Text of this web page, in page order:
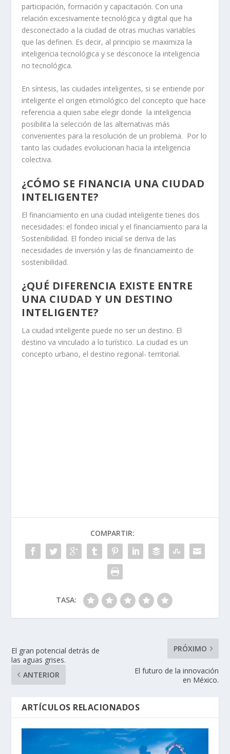
participación, formación y capacitación. Con una
relación excesivamente tecnológica y digital que ha
desconectado a la ciudad de otras muchas variables
que las definen. Es decir, al principio se maximiza la
inteligencia tecnológica y se desconoce la inteligencia
no tecnológica.
En síntesis, las ciudades inteligentes, si se entiende por
inteligente el origen etimológico del concepto que hace
referencia a quien sabe elegir donde la inteligencia
posibilita la selección de las alternativas más
convenientes para la resolución de un problema. Por lo
tanto las ciudades evolucionan hacia la inteligencia
colectiva.
¿CÓMO SE FINANCIA UNA CIUDAD
INTELIGENTE?
El financiamiento en una ciudad inteligente tienes dos
necesidades: el fondeo inicial y el financiamiento para la
Sostenibilidad. El fondeo inicial se deriva de las
necesidades de inversión y las de financiameinto de
sostenibilidad.
¿QUÉ DIFERENCIA EXISTE ENTRE
UNA CIUDAD Y UN DESTINO
INTELIGENTE?
La ciudad inteligente puede no ser un destino. El
destino va vinculado a lo turístico. La ciudad es un
concepto urbano, el destino regional- territorial.
COMPARTIR:
TASA:
El gran potencial detrás de
las aguas grises.
ANTERIOR
PRÓXIMO
El futuro de la innovación
en México.
ARTÍCULOS RELACIONADOS